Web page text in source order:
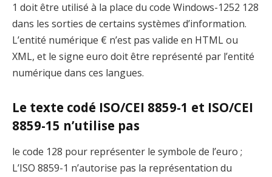
1 doit être utilisé à la place du code Windows-1252 128
dans les sorties de certains systèmes d’information.
L’entité numérique € n’est pas valide en HTML ou
XML, et le signe euro doit être représenté par l’entité
numérique dans ces langues.
Le texte codé ISO/CEI 8859-1 et ISO/CEI
8859-15 n’utilise pas
le code 128 pour représenter le symbole de l’euro ;
L’ISO 8859-1 n’autorise pas la représentation du